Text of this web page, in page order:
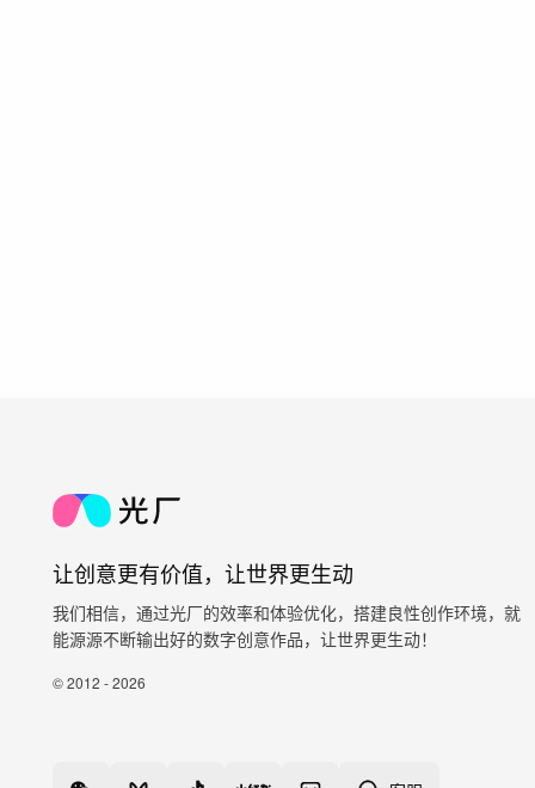
让创意更有价值，让世界更生动
我们相信，通过光厂的效率和体验优化，搭建良性创作环境，就
能源源不断输出好的数字创意作品，让世界更生动！
© 2012 - 2026